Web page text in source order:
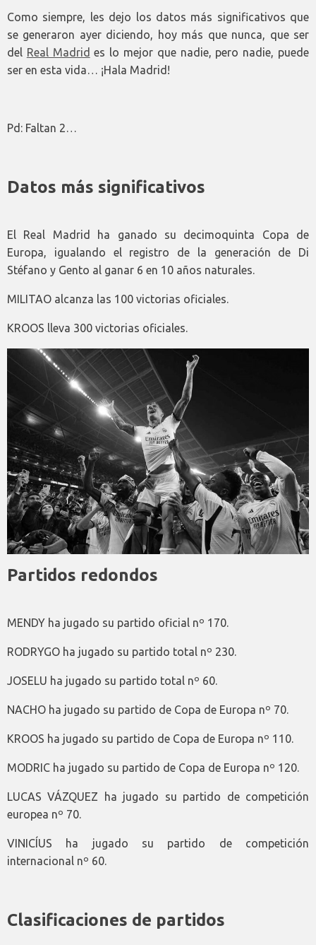
Como siempre, les dejo los datos más significativos que
se generaron ayer diciendo, hoy más que nunca, que ser
del Real Madrid es lo mejor que nadie, pero nadie, puede
ser en esta vida… ¡Hala Madrid!
Pd: Faltan 2…
Datos más significativos
El Real Madrid ha ganado su decimoquinta Copa de
Europa, igualando el registro de la generación de Di
Stéfano y Gento al ganar 6 en 10 años naturales.
MILITAO alcanza las 100 victorias oficiales.
KROOS lleva 300 victorias oficiales.
Partidos redondos
MENDY ha jugado su partido oficial nº 170.
RODRYGO ha jugado su partido total nº 230.
JOSELU ha jugado su partido total nº 60.
NACHO ha jugado su partido de Copa de Europa nº 70.
KROOS ha jugado su partido de Copa de Europa nº 110.
MODRIC ha jugado su partido de Copa de Europa nº 120.
LUCAS VÁZQUEZ ha jugado su partido de competición
europea nº 70.
VINICÍUS ha jugado su partido de competición
internacional nº 60.
Clasificaciones de partidos